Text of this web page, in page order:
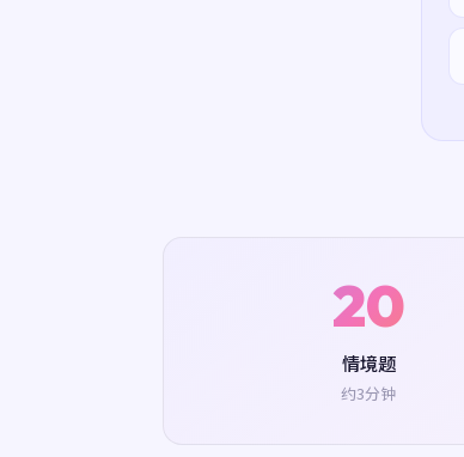
20
情境题
约3分钟